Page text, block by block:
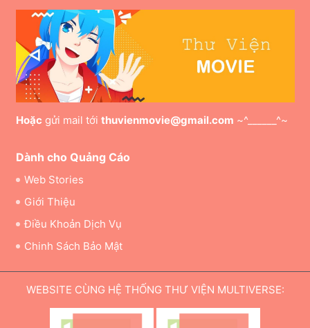
Hoặc gửi mail tới thuvienmovie@gmail.com ~^______^~
Dành cho Quảng Cáo
Web Stories
Giới Thiệu
Điều Khoản Dịch Vụ
Chinh Sách Bảo Mật
WEBSITE CÙNG HỆ THỐNG THƯ VIỆN MULTIVERSE: